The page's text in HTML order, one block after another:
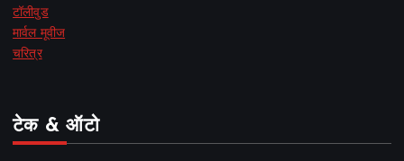
टॉलीवुड
मार्वल मूवीज
चरित्र
टेक & ऑटो